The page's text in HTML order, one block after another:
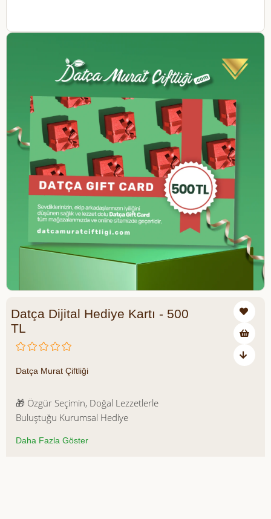
Datça Dijital Hediye Kartı - 500
TL
Datça Murat Çiftliği
🎁 Özgür Seçimin, Doğal Lezzetlerle
Buluştuğu Kurumsal Hediye
çalışanlarınıza, iş ortaklarınıza veya
Daha Fazla Göster